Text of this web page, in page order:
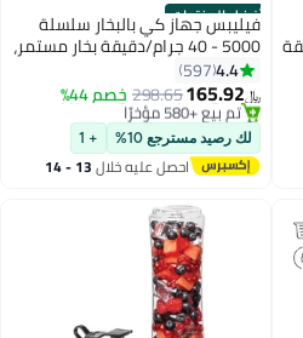
دقيقة
أفضل المنتجات
فيليبس جهاز كي بالبخار سلسلة
5000 - 40 جرام/دقيقة بخار مستمر،
320 ml 2400 W DST5010/16
رمادي/ أبيض
4.4
597
﷼‏165.92
298.65خصم 44%
#1 في الكوايات
باقي 10 وحدات في المخزون
تم بيع +580 مؤخرًا
#1 في الكوايات
لك رصيد مسترجع 10% + 1
احصل عليه خلال 13 - 14